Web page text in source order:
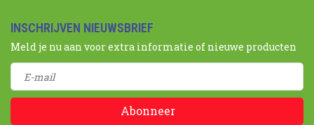
INSCHRIJVEN NIEUWSBRIEF
Meld je nu aan voor extra informatie of nieuwe producten
Abonneer